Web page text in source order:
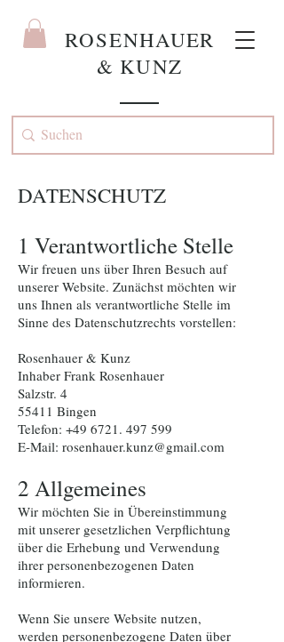
ROSENHAUER
& KUNZ
DATENSCHUTZ
1 Verantwortliche Stelle
Wir freuen uns über Ihren Besuch auf
unserer Website. Zunächst möchten wir
uns Ihnen als verantwortliche Stelle im
Sinne des Datenschutzrechts vorstellen:
Rosenhauer & Kunz
Inhaber Frank Rosenhauer
Salzstr. 4
55411 Bingen
Telefon: +49 6721. 497 599
E-Mail: rosenhauer.kunz@gmail.com
2 Allgemeines
Wir möchten Sie in Übereinstimmung
mit unserer gesetzlichen Verpflichtung
über die Erhebung und Verwendung
ihrer personenbezogenen Daten
informieren.
Wenn Sie unsere Website nutzen,
werden personenbezogene Daten über